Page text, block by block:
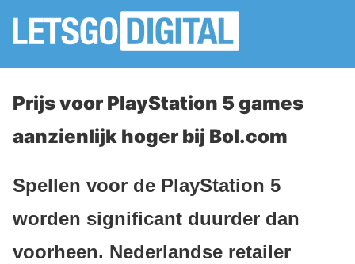
Prijs voor PlayStation 5 games
aanzienlijk hoger bij Bol.com
Spellen voor de PlayStation 5
worden significant duurder dan
voorheen. Nederlandse retailer